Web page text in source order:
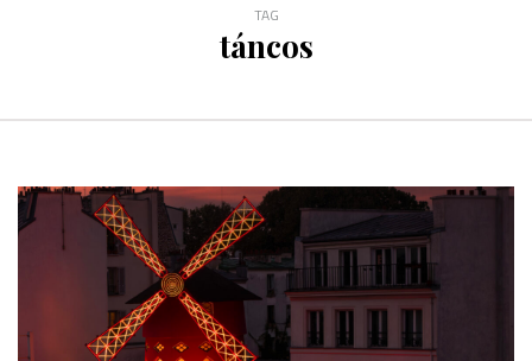
TAG
táncos